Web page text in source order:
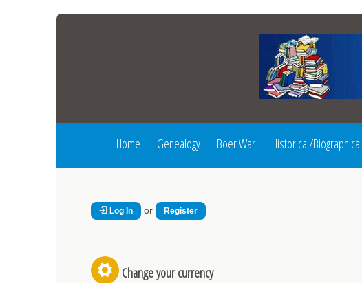
Home Genealogy Boer War Historical/Biographical
Log In or Register
Change your currency